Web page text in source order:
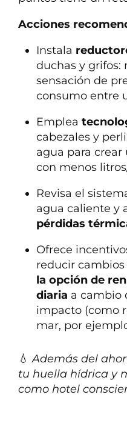
Acciones
Instala
duchas y grifos:
sensación de
consumo entre
Emplea
cabezales y
agua para
con menos
Revisa el
agua caliente y
pérdidas
Ofrece
reducir
la opción de
diaria a cambio
impacto (como
mar, por
💧Además del
tu huella hídrica y
como hotel